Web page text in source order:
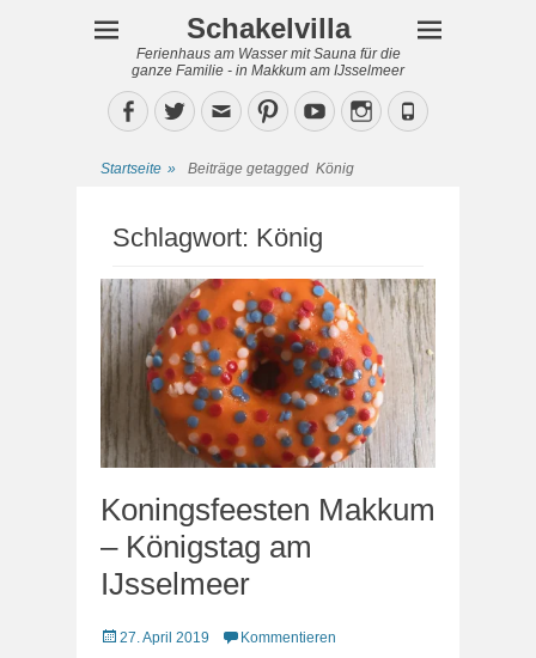
Schakelvilla
Ferienhaus am Wasser mit Sauna für die
ganze Familie - in Makkum am IJsselmeer
Facebook
TwitterEmailPinterestYouTubeInstagram
Phone
Startseite » Beiträge getagged König
Schlagwort: König
Koningsfeesten Makkum
– Königstag am
IJsselmeer
Veröffentlicht
27. April 2019 Kommentieren